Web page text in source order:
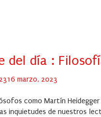
del día :
16 marzo, 2023
como Martín
inquietudes de nuestros